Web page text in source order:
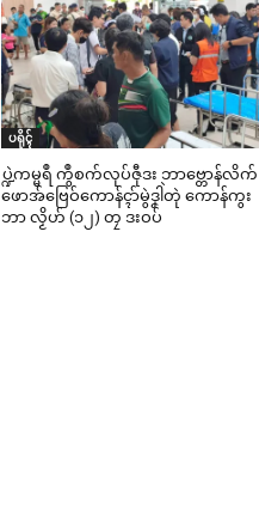
သၞာံ (၂၀၂၆) ကွးဘာ
ကောန်ဂကူမန် အံၚ်တန်
လုပ်တက္ကသဵု (၁၃) တၠ
June 29, 2026
In "ပရိုၚ်"
ပရိုၚ်
ပ္ဍဲကမ္မရဳ ကွဳစက်လုပ်ဇီုဒး ဘာဗ္တောန်လိက်
ဖောအ်ဗြေဝ်ကောန်ၚာ်မွဲဒၞါဲတုဲ ကောန်ကွး
ဘာ လၟိဟ် (၁၂) တၠ ဒးဝပ်